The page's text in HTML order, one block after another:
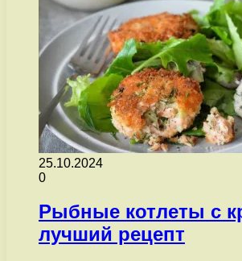
25.10.2024
0
Рыбные котлеты с
лучший рецепт